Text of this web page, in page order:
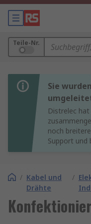
Teile-Nr.
Sie
Distrelec hat
noch
Support und
/ Kabel und
Drähte
/